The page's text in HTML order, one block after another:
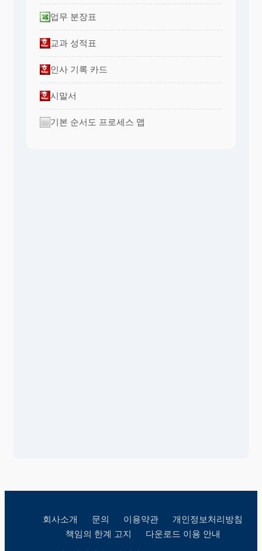
업무 분장표
교과 성적표
인사 기록 카드
시말서
기본 순서도 프로세스 맵
회사소개 문의 이용약관
개인정보처리방침
책임의 한계 고지
다운로드 이용 안내